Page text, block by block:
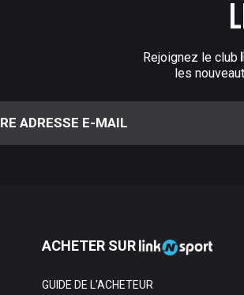
Rejoignez le club
les
ACHETER SUR
GUIDE DE L'ACHETEUR